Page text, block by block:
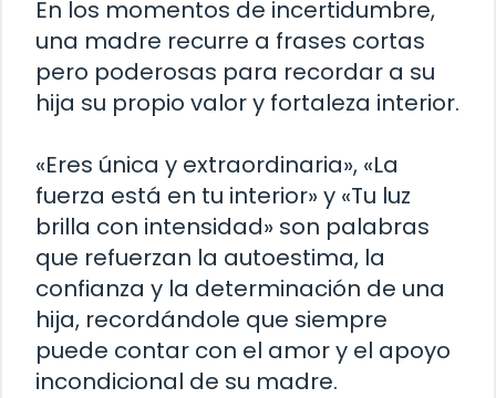
En los momentos de incertidumbre,
una madre recurre a frases cortas
pero poderosas para recordar a su
hija su propio valor y fortaleza interior.
«Eres única y extraordinaria», «La
fuerza está en tu interior» y «Tu luz
brilla con intensidad» son palabras
que refuerzan la autoestima, la
confianza y la determinación de una
hija, recordándole que siempre
puede contar con el amor y el apoyo
incondicional de su madre.